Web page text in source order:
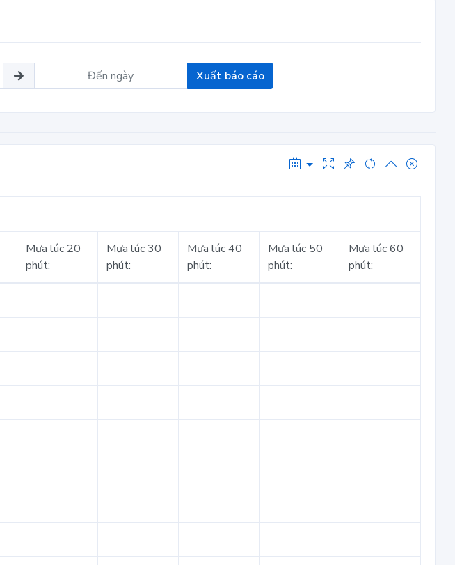
Xuất báo cáo
Mưa lúc 20
phút:
Mưa lúc 30
phút:
Mưa lúc 40
phút:
Mưa lúc 50
phút:
Mưa lúc 60
phút: